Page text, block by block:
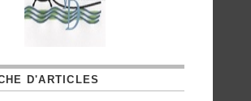
D'ARTICLES